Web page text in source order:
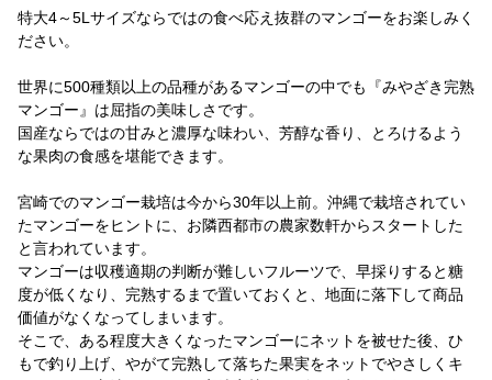
特大4～5Lサイズならではの食べ応え抜群のマンゴーをお楽しみく
ださい。
世界に500種類以上の品種があるマンゴーの中でも『みやざき完熟
マンゴー』は屈指の美味しさです。
国産ならではの甘みと濃厚な味わい、芳醇な香り、とろけるよう
な果肉の食感を堪能できます。
宮崎でのマンゴー栽培は今から30年以上前。沖縄で栽培されてい
たマンゴーをヒントに、お隣西都市の農家数軒からスタートした
と言われています。
マンゴーは収穫適期の判断が難しいフルーツで、早採りすると糖
度が低くなり、完熟するまで置いておくと、地面に落下して商品
価値がなくなってしまいます。
そこで、ある程度大きくなったマンゴーにネットを被せた後、ひ
もで釣り上げ、やがて完熟して落ちた果実をネットでやさしくキ